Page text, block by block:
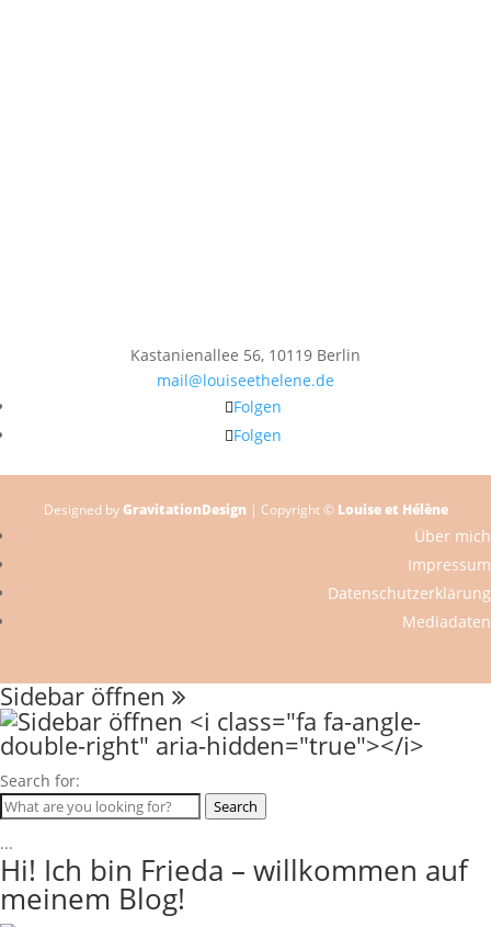
Kastanienallee 56, 10119 Berlin
mail@louiseethelene.de
Folgen
Folgen
Designed byGravitationDesign | Copyright © Louise et Hélène
Über mich
Impressum
Datenschutzerklärung
Mediadaten
Sidebar öffnen
Search for:
Search
...
Hi! Ich bin Frieda – willkommen auf
meinem Blog!